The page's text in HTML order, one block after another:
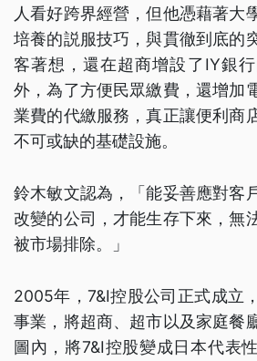
人看好跨界經營，但他憑藉著大
培養的説服技巧，與貫徹到底的
客著想，還在超商增設了IY銀
外，為了方便民眾繳費，還增加
業費的代繳服務，真正讓便利商
不可或缺的基礎設施。
鈴木敏文認為，「能妥善應對客
改變的公司，才能生存下來，無
被市場排除。」
2005年，7&I控股公司正式成立
事業，將超商、超市以及家庭餐
圖內，將7&I控股變成日本代表